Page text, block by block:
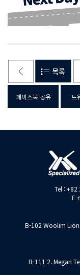
페이스북 공유 트
Tel :
E-
B-102 Woolim
B-111 2. Megan